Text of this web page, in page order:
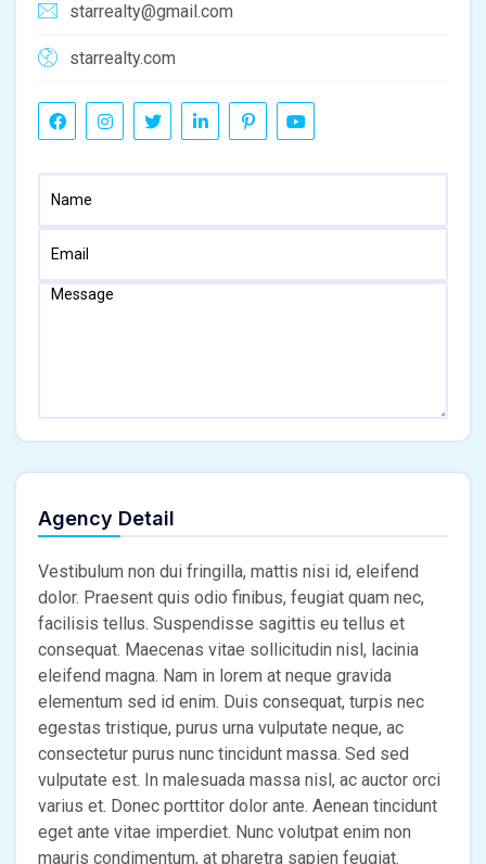
starrealty@gmail.com
starrealty.com
Agency Detail
Vestibulum non dui fringilla, mattis nisi id, eleifend
dolor. Praesent quis odio finibus, feugiat quam nec,
facilisis tellus. Suspendisse sagittis eu tellus et
consequat. Maecenas vitae sollicitudin nisl, lacinia
eleifend magna. Nam in lorem at neque gravida
elementum sed id enim. Duis consequat, turpis nec
egestas tristique, purus urna vulputate neque, ac
consectetur purus nunc tincidunt massa. Sed sed
vulputate est. In malesuada massa nisl, ac auctor orci
varius et. Donec porttitor dolor ante. Aenean tincidunt
eget ante vitae imperdiet. Nunc volutpat enim non
mauris condimentum, at pharetra sapien feugiat.